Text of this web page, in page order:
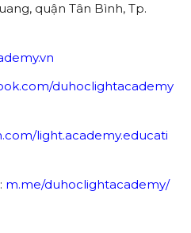
quận Tân Bình, Tp.
duhoclightacademy
light.academy.educati
m.me/duhoclightacademy/